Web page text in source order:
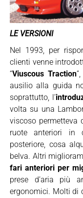
LE VERSIONI
Nel 1993, per
clienti venne
“Viuscous Traction
ausilio alla guida
soprattutto, l’
volta su una
viscoso permetteva
ruote anteriori in
posteriore, cosa
belva. Altri
fari anteriori per
prese d’aria più
ergonomici. Molti di